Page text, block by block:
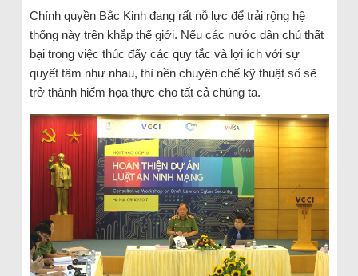
Chính quyền Bắc Kinh đang rất nỗ lực để trải rộng hệ
thống này trên khắp thế giới. Nếu các nước dân chủ thất
bại trong việc thúc đẩy các quy tắc và lợi ích với sự
quyết tâm như nhau, thì nền chuyên chế kỹ thuật số sẽ
trở thành hiểm họa thực cho tất cả chúng ta.